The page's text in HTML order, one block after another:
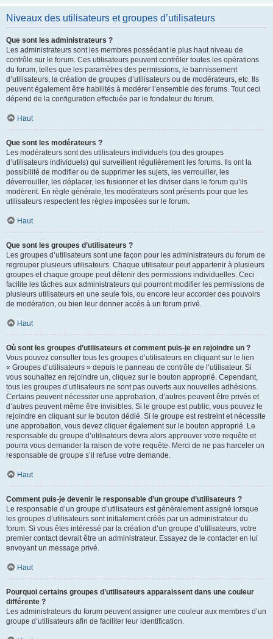
Niveaux des utilisateurs et groupes d’utilisateurs
Que sont les administrateurs ?
Les administrateurs sont les membres possédant le plus haut niveau de
contrôle sur le forum. Ces utilisateurs peuvent contrôler toutes les opérations
du forum, telles que les paramètres des permissions, le bannissement
d’utilisateurs, la création de groupes d’utilisateurs ou de modérateurs, etc. Ils
peuvent également être habilités à modérer l’ensemble des forums. Tout ceci
dépend de la configuration effectuée par le fondateur du forum.
Haut
Que sont les modérateurs ?
Les modérateurs sont des utilisateurs individuels (ou des groupes
d’utilisateurs individuels) qui surveillent régulièrement les forums. Ils ont la
possibilité de modifier ou de supprimer les sujets, les verrouiller, les
déverrouiller, les déplacer, les fusionner et les diviser dans le forum qu’ils
modèrent. En règle générale, les modérateurs sont présents pour que les
utilisateurs respectent les règles imposées sur le forum.
Haut
Que sont les groupes d’utilisateurs ?
Les groupes d’utilisateurs sont une façon pour les administrateurs du forum de
regrouper plusieurs utilisateurs. Chaque utilisateur peut appartenir à plusieurs
groupes et chaque groupe peut détenir des permissions individuelles. Ceci
facilite les tâches aux administrateurs qui pourront modifier les permissions de
plusieurs utilisateurs en une seule fois, ou encore leur accorder des pouvoirs
de modération, ou bien leur donner accès à un forum privé.
Haut
Où sont les groupes d’utilisateurs et comment puis-je en rejoindre un ?
Vous pouvez consulter tous les groupes d’utilisateurs en cliquant sur le lien
« Groupes d’utilisateurs » depuis le panneau de contrôle de l’utilisateur. Si
vous souhaitez en rejoindre un, cliquez sur le bouton approprié. Cependant,
tous les groupes d’utilisateurs ne sont pas ouverts aux nouvelles adhésions.
Certains peuvent nécessiter une approbation, d’autres peuvent être privés et
d’autres peuvent même être invisibles. Si le groupe est public, vous pouvez le
rejoindre en cliquant sur le bouton dédié. Si le groupe est restreint et nécessite
une approbation, vous devez cliquer également sur le bouton approprié. Le
responsable du groupe d’utilisateurs devra alors approuver votre requête et
pourra vous demander la raison de votre requête. Merci de ne pas harceler un
responsable de groupe s’il refuse votre demande.
Haut
Comment puis-je devenir le responsable d’un groupe d’utilisateurs ?
Le responsable d’un groupe d’utilisateurs est généralement assigné lorsque
les groupes d’utilisateurs sont initialement créés par un administrateur du
forum. Si vous êtes intéressé par la création d’un groupe d’utilisateurs, votre
premier contact devrait être un administrateur. Essayez de le contacter en lui
envoyant un message privé.
Haut
Pourquoi certains groupes d’utilisateurs apparaissent dans une couleur
différente ?
Les administrateurs du forum peuvent assigner une couleur aux membres d’un
groupe d’utilisateurs afin de faciliter leur identification.